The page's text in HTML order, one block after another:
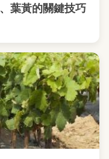
葉黃的關鍵技巧